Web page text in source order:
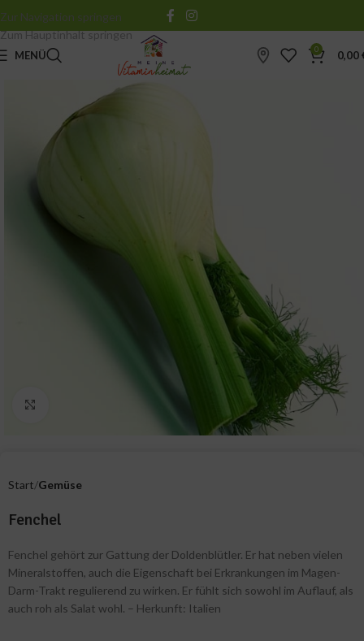
Zur Navigation springen
Zum Hauptinhalt springen
MENÜ 0 0,00
Start Gemüse
Fenchel
Fenchel gehört zur Gattung der Doldenblütler. Er hat neben vielen
Mineralstoffen, auch die Eigenschaft bei Erkrankungen im Magen-
Darm-Trakt regulierend zu wirken. Er fühlt sich sowohl im Auflauf, als
auch roh als Salat wohl. – Herkunft: Italien